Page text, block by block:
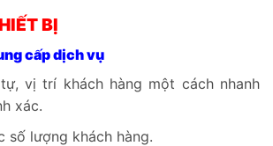
BỊ
cấp dịch vụ
vị trí khách hàng một cách nhanh
xác.
số lượng khách hàng.